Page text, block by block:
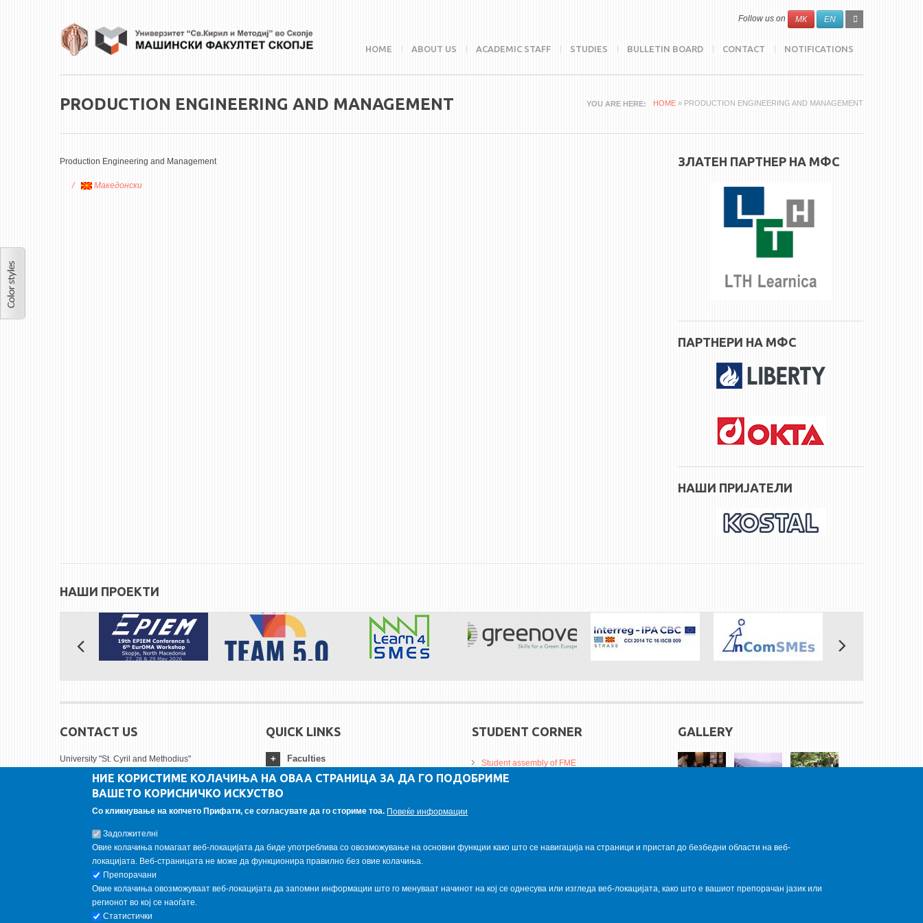
SEARCH
FORM
Search
Follow us on МК EN
HOME ABOUT US ACADEMIC STAFF STUDIES BULLETIN BOARD CONTACT NOTIFICATIONS
YOU ARE HERE HOME » PRODUCTION ENGINEERING AND MANAGEMENT
PRODUCTION ENGINEERING AND MANAGEMENT
Production Engineering and Management
Македонски
ЗЛАТЕН ПАРТНЕР НА МФС
ПАРТНЕРИ НА МФС
НАШИ ПРИЈАТЕЛИ
НАШИ ПРОЕКТИ
CONTACT US
University "St. Cyril and Methodius"
Faculty of Mechanical engineering - Skopje
Karpos II bb
1000 Skopje, Republic of North Macedonia
+ 389 2 3099-298
FOLLOW US
Follow us on:
QUICK LINKS
Faculties
STUDENT CORNER
Student assembly of FME
Da Vinci Magazinne
GALLERY
НИЕ КОРИСТИМЕ КОЛАЧИЊА НА ОВАА СТРАНИЦА ЗА ДА ГО ПОДОБРИМЕ
ВАШЕТО КОРИСНИЧКО ИСКУСТВО
Со кликнување на копчето Прифати, се согласувате да го сториме тоа. Повеќе информации
Задолжителнi
Овие колачиња помагаат веб-локацијата да биде употреблива со овозможување на основни функции како што се навигација на страници и пристап до безбедни области на веб-
локацијата. Веб-страницата не може да функционира правилно без овие колачиња.
Препорачани
Овие колачиња овозможуваат веб-локацијата да запомни информации што го менуваат начинот на кој се однесува или изгледа веб-локацијата, како што е вашиот препорачан јазик или
регионот во кој се наоѓате.
Статистички